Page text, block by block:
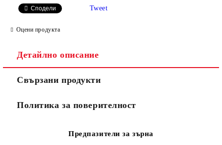
Сподели Tweet
Оцени продукта
Детайлно описание
Свързани продукти
Политика за поверителност
Предпазители за зърна